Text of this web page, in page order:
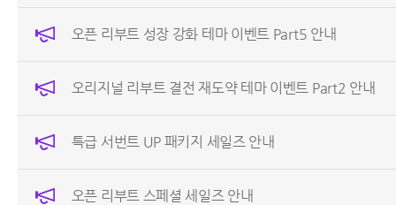
오픈 리부트 성장 강화 테마 이벤트 Part5 안내
오리지널 리부트 결전 재도약 테마 이벤트 Part2 안내
특급 서번트 UP 패키지 세일즈 안내
오픈 리부트 스페셜 세일즈 안내